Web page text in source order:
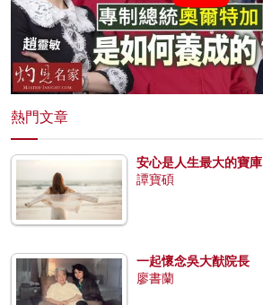
熱門文章
安心是人生最大的寶庫
譚寶碩
一起懷念吳大猷院長
廖書蘭